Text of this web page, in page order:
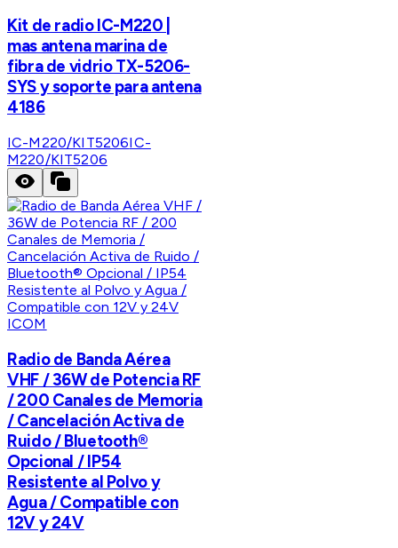
Kit de radio IC-M220 |
mas antena marina de
fibra de vidrio TX-5206-
SYS y soporte para antena
4186
IC-M220/KIT5206IC-
M220/KIT5206
ICOM
Radio de Banda Aérea
VHF / 36W de Potencia RF
/ 200 Canales de Memoria
/ Cancelación Activa de
Ruido / Bluetooth®
Opcional / IP54
Resistente al Polvo y
Agua / Compatible con
12V y 24V